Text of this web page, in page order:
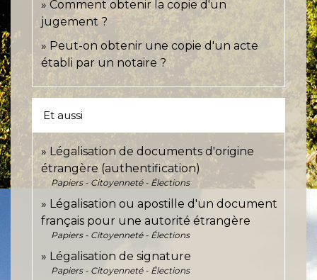
Comment obtenir la copie d'un
jugement ?
Peut-on obtenir une copie d'un acte
établi par un notaire ?
Et aussi
Légalisation de documents d'origine
étrangère (authentification)
Papiers - Citoyenneté - Élections
Légalisation ou apostille d'un document
français pour une autorité étrangère
Papiers - Citoyenneté - Élections
Légalisation de signature
Papiers - Citoyenneté - Élections